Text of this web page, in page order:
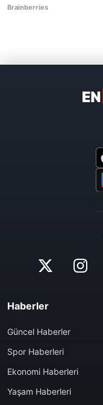
Haberler
Güncel Haberler
Spor Haberleri
Ekonomi Haberleri
Yaşam Haberleri